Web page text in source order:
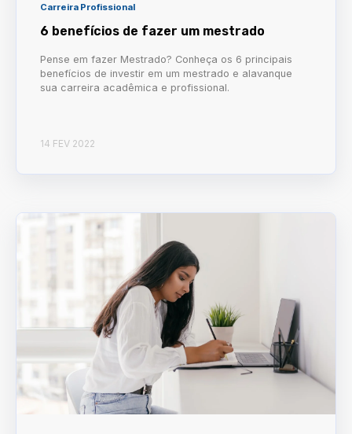
Carreira Profissional
6 benefícios de fazer um mestrado
Pense em fazer Mestrado? Conheça os 6 principais
benefícios de investir em um mestrado e alavanque
sua carreira acadêmica e profissional.
14 FEV 2022